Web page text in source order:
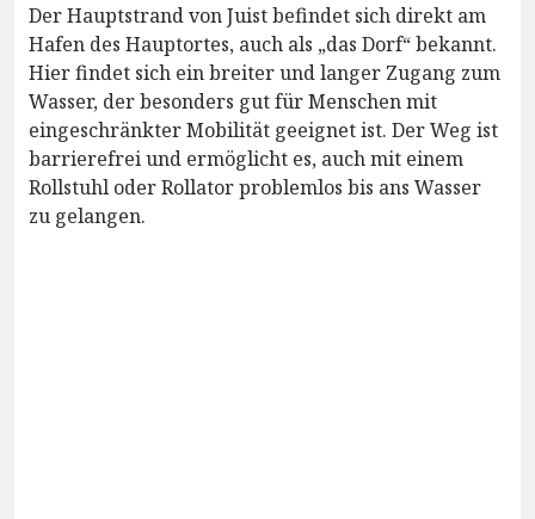
Der Hauptstrand von Juist befindet sich direkt am
Hafen des Hauptortes, auch als „das Dorf“ bekannt.
Hier findet sich ein breiter und langer Zugang zum
Wasser, der besonders gut für Menschen mit
eingeschränkter Mobilität geeignet ist. Der Weg ist
barrierefrei und ermöglicht es, auch mit einem
Rollstuhl oder Rollator problemlos bis ans Wasser
zu gelangen.